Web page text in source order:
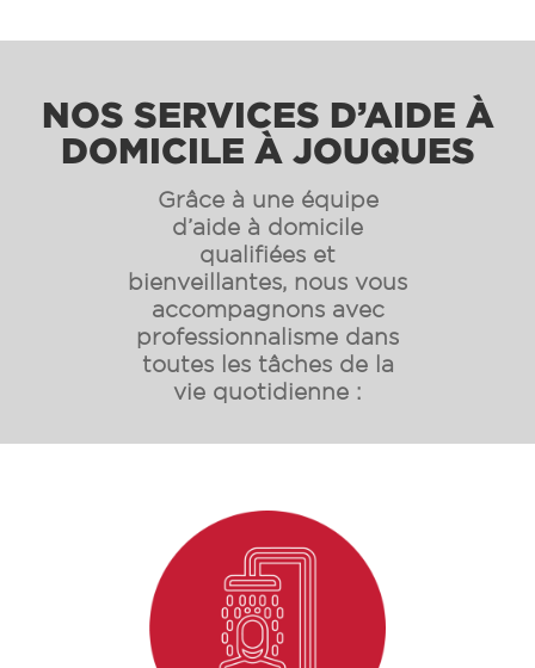
NOS SERVICES D’AIDE À
DOMICILE À JOUQUES
Grâce à une équipe
d’aide à domicile
qualifiées et
bienveillantes, nous vous
accompagnons avec
professionnalisme dans
toutes les tâches de la
vie quotidienne :